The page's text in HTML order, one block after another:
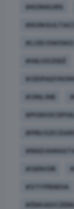
#KONKURS
#LODOWISKO
#MŁODZIEŻ
#ONLINE
#SENIOR
#STYPENDIA